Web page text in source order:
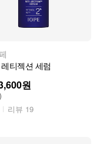
티젝션 세럼
원
리뷰 19